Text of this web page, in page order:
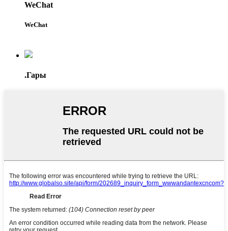
WeChat
WeChat
.Гары